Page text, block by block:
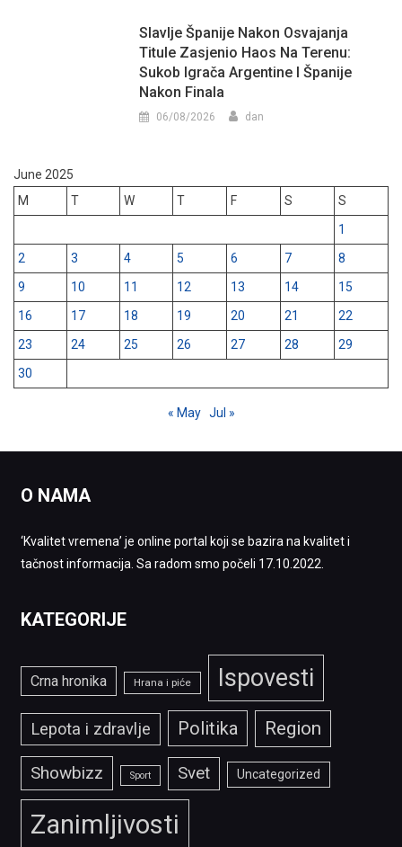
Slavlje Španije Nakon Osvajanja
Titule Zasjenio Haos Na Terenu:
Sukob Igrača Argentine I Španije
Nakon Finala
06/08/2026 dan
June 2025
M
T W T F S
S
1
2
3 4 5 6 7
8
9
10 11 12 13 14
15
16
17 18 19 20 21
22
23
24 25 26 27 28
29
30
« May Jul »
O NAMA
‘Kvalitet vremena’ je online portal koji se bazira na kvalitet i
tačnost informacija. Sa radom smo počeli 17.10.2022.
KATEGORIJE
Crna hronika Hrana i piće Ispovesti
Lepota i zdravlje Politika Region
Showbizz Sport Svet Uncategorized
Zanimljivosti